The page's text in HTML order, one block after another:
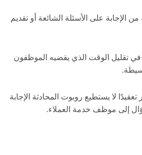
الإجابة على الأسئلة الشائعة أو تقديم
في تقليل الوقت الذي يقضيه الموظفون
لا يستطيع روبوت المحادثة الإجابة
إلى موظف خدمة العملاء.